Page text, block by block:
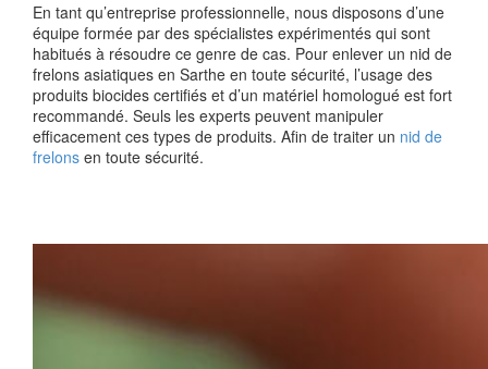
En tant qu’entreprise professionnelle, nous disposons d’une
équipe formée par des spécialistes expérimentés qui sont
habitués à résoudre ce genre de cas. Pour enlever un nid de
frelons asiatiques en Sarthe en toute sécurité, l’usage des
produits biocides certifiés et d’un matériel homologué est fort
recommandé. Seuls les experts peuvent manipuler
efficacement ces types de produits. Afin de traiter un nid de
frelons en toute sécurité.